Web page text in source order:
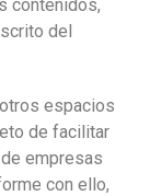
contenidos,
del
espacios
de facilitar
empresas
con ello,